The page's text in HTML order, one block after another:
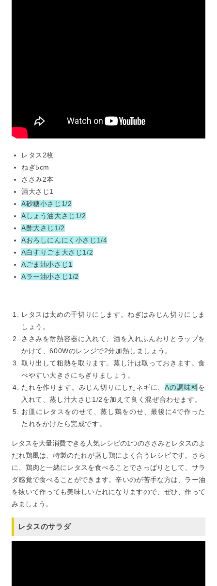
レタス2枚
ねぎ5cm
ささみ2本
酒大さじ1
A砂糖小さじ1/2
Aしょう油大さじ1/2
A酢大さじ1/2
Aおろしにんにく小さじ1/4
A白すりごま大さじ1/2
Aごま油小さじ1
Aラー油小さじ1/2
レタスは太めの千切りにします。ねぎはみじん切りにしま
しょう。
ささみを耐熱容器に入れて、酒を入れふんわりとラップを
かけて、600Wのレンジで2分加熱しましょう。
取り出して粗熱を取ります。蒸し汁は取っておきます。食
べやすい大きさにちぎりましょう。
たれを作ります。みじん切りにしたネギに、Aの調味料を
入れて、蒸し汁大さじ1/2を加えて良く混ぜ合わせます。
お皿にレタスをのせて、蒸し鶏をのせ、最後に4で作った
たれをかけたら完成です。
レタスを大量消費できる人気レシピの1つのささみとレタスのよ
だれ鶏風は、特製のたれが蒸し鶏によく合うレシピです。さら
に、鶏肉と一緒にレタスを食べることでさっぱりとして、サラ
ダ感覚で食べることができます。辛いのが苦手な方は、ラー油
を抜いて作っても美味しいたれになりますので、ぜひ、作って
みましょう。
レタスのサラダ